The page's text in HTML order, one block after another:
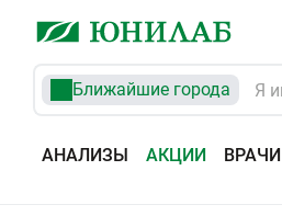
Ближайшие города
АНАЛИЗЫ АКЦИИ ВРАЧИ